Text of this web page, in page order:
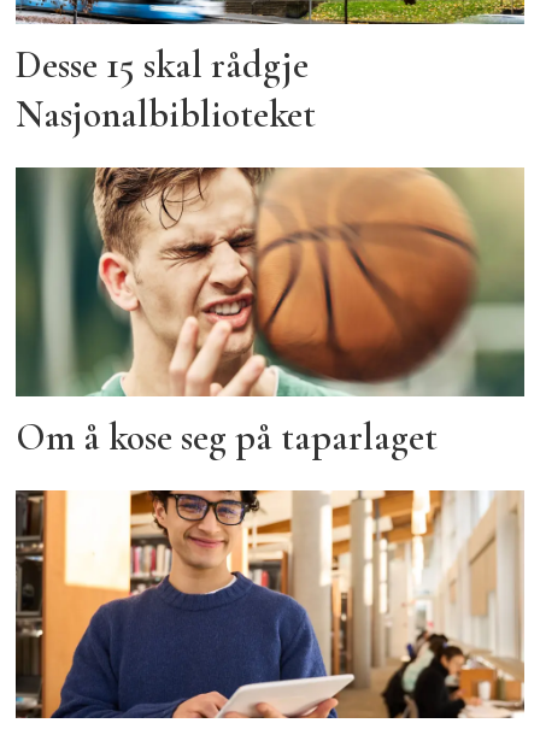
Desse 15 skal rådgje
Nasjonalbiblioteket
Om å kose seg på taparlaget